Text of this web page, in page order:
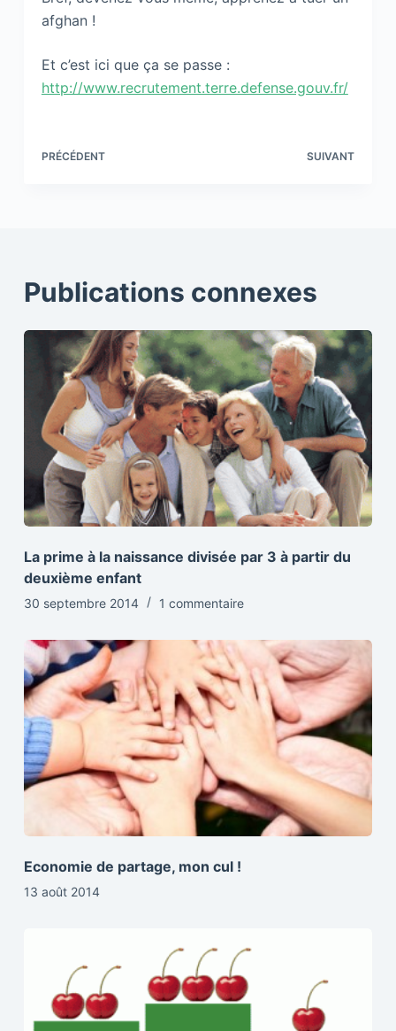
afghan !
Et c’est ici que ça se passe :
http://www.recrutement.terre.defense.gouv.fr/
PRÉCÉDENT SUIVANT
Publications connexes
La prime à la naissance divisée par 3 à partir du
deuxième enfant
30 septembre 2014 1 commentaire
Economie de partage, mon cul !
13 août 2014